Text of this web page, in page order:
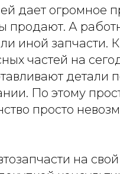
дает огромное
А
иной запчасти.
частей на
детали
По этому
просто
на